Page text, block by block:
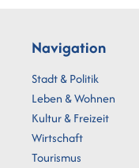
Navigation
Stadt & Politik
Leben & Wohnen
Kultur & Freizeit
Wirtschaft
Tourismus